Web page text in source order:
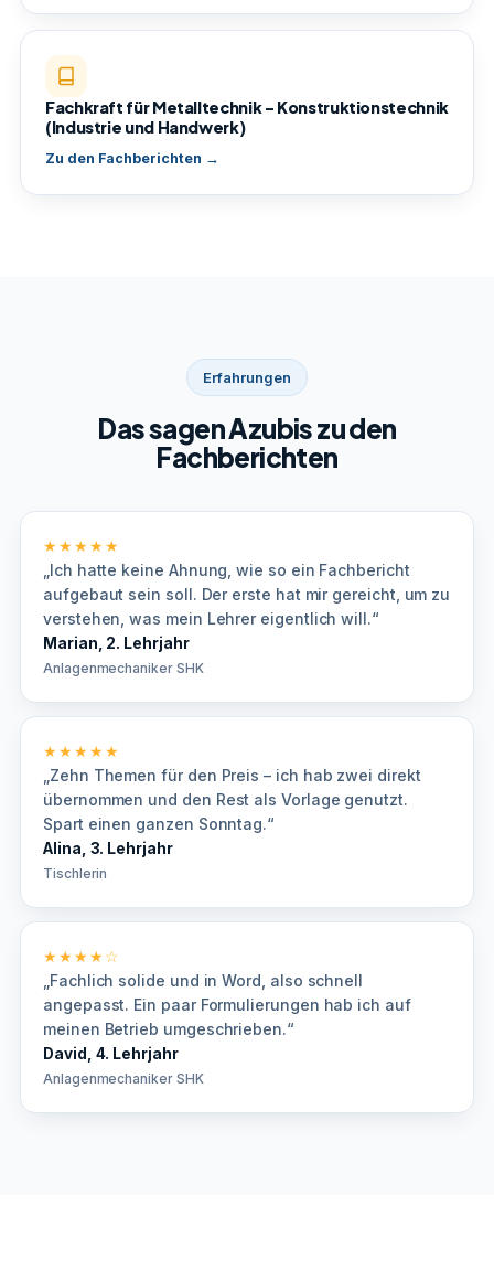
Fachkraft für Metalltechnik – Konstruktionstechnik
(Industrie und Handwerk)
Zu den Fachberichten →
Erfahrungen
Das sagen Azubis zu den
Fachberichten
★★★★★
„Ich hatte keine Ahnung, wie so ein Fachbericht
aufgebaut sein soll. Der erste hat mir gereicht, um zu
verstehen, was mein Lehrer eigentlich will.“
Marian, 2. Lehrjahr
Anlagenmechaniker SHK
★★★★★
„Zehn Themen für den Preis – ich hab zwei direkt
übernommen und den Rest als Vorlage genutzt.
Spart einen ganzen Sonntag.“
Alina, 3. Lehrjahr
Tischlerin
★★★★☆
„Fachlich solide und in Word, also schnell
angepasst. Ein paar Formulierungen hab ich auf
meinen Betrieb umgeschrieben.“
David, 4. Lehrjahr
Anlagenmechaniker SHK